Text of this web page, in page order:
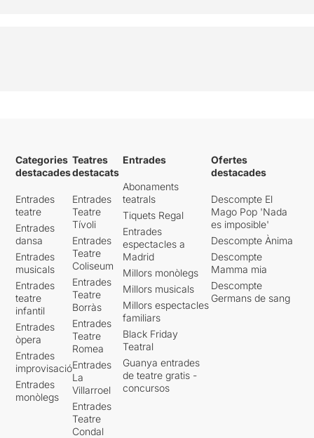
Categories
destacades
Entrades
teatre
Entrades
dansa
Entrades
musicals
Entrades
teatre
infantil
Entrades
òpera
Entrades
improvisació
Entrades
monòlegs
Teatres
destacats
Entrades
Teatre
Tívoli
Entrades
Teatre
Coliseum
Entrades
Teatre
Borràs
Entrades
Teatre
Romea
Entrades
La
Villarroel
Entrades
Teatre
Condal
Entrades
Abonaments
teatrals
Tiquets Regal
Entrades
espectacles a
Madrid
Millors monòlegs
Millors musicals
Millors espectacles
familiars
Black Friday
Teatral
Guanya entrades
de teatre gratis -
concursos
Ofertes
destacades
Descompte El
Mago Pop 'Nada
es imposible'
Descompte Ànima
Descompte
Mamma mia
Descompte
Germans de sang